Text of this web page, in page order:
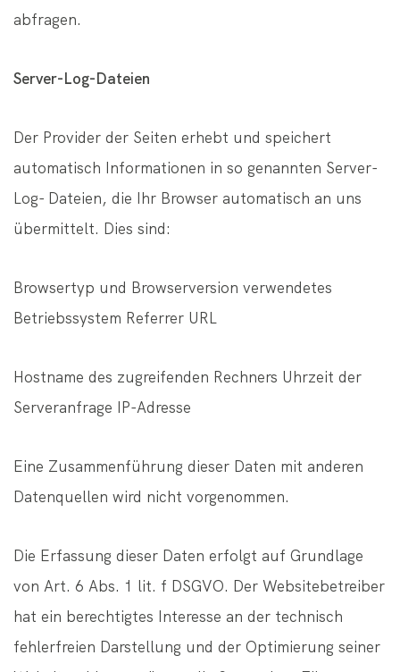
abfragen.
Server-Log-Dateien
Der Provider der Seiten erhebt und speichert
automatisch Informationen in so genannten Server-
Log- Dateien, die Ihr Browser automatisch an uns
übermittelt. Dies sind:
Browsertyp und Browserversion verwendetes
Betriebssystem Referrer URL
Hostname des zugreifenden Rechners Uhrzeit der
Serveranfrage IP-Adresse
Eine Zusammenführung dieser Daten mit anderen
Datenquellen wird nicht vorgenommen.
Die Erfassung dieser Daten erfolgt auf Grundlage
von Art. 6 Abs. 1 lit. f DSGVO. Der Websitebetreiber
hat ein berechtigtes Interesse an der technisch
fehlerfreien Darstellung und der Optimierung seiner